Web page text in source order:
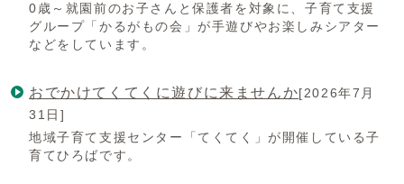
0歳～就園前のお子さんと保護者を対象に、子育て支援
グループ「かるがもの会」が手遊びやお楽しみシアター
などをしています。
おでかけてくてくに遊びに来ませんか[2026年7月
31日]
地域子育て支援センター「てくてく」が開催している子
育てひろばです。